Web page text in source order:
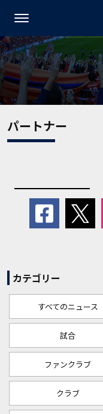
パートナー
カテゴリー
すべてのニュース
試合
ファンクラブ
クラブ